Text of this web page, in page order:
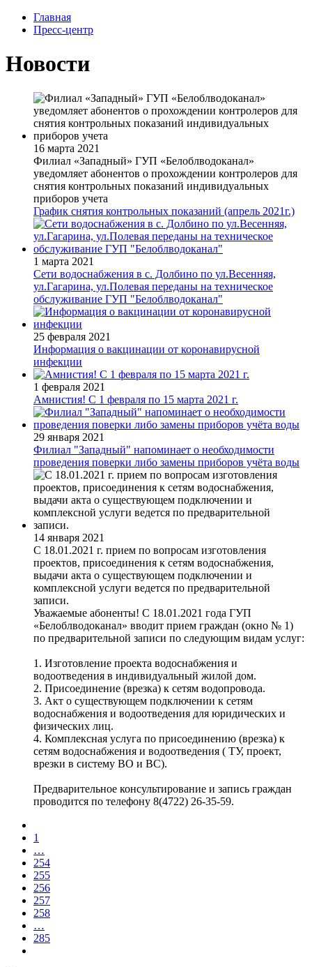
Главная
Пресс-центр
Новости
16 марта 2021
Филиал «Западный» ГУП «Белоблводоканал»
уведомляет абонентов о прохождении контролеров для
снятия контрольных показаний индивидуальных
приборов учета
График снятия контрольных показаний (апрель 2021г.)
1 марта 2021
Сети водоснабжения в с. Долбино по ул.Весенняя,
ул.Гагарина, ул.Полевая переданы на техническое
обслуживание ГУП "Белоблводоканал"
25 февраля 2021
Информация о вакцинации от коронавирусной
инфекции
1 февраля 2021
Амнистия! С 1 февраля по 15 марта 2021 г.
29 января 2021
Филиал "Западный" напоминает о необходимости
проведения поверки либо замены приборов учёта воды
14 января 2021
С 18.01.2021 г. прием по вопросам изготовления
проектов, присоединения к сетям водоснабжения,
выдачи акта о существующем подключении и
комплексной услуги ведется по предварительной
записи.
Уважаемые абоненты! С 18.01.2021 года ГУП
«Белоблводоканал» вводит прием граждан (окно № 1)
по предварительной записи по следующим видам услуг:
1. Изготовление проекта водоснабжения и
водоотведения в индивидуальный жилой дом.
2. Присоединение (врезка) к сетям водопровода.
3. Акт о существующем подключении к сетям
водоснабжения и водоотведения для юридических и
физических лиц.
4. Комплексная услуга по присоединению (врезка) к
сетям водоснабжения и водоотведения ( ТУ, проект,
врезки в систему ВО и ВС).
Предварительное консультирование и запись граждан
проводится по телефону 8(4722) 26-35-59.
1
…
254
255
256
257
258
…
285